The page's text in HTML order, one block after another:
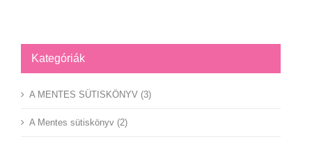
Kategóriák
A MENTES SÜTISKÖNYV (3)
A Mentes sütiskönyv (2)